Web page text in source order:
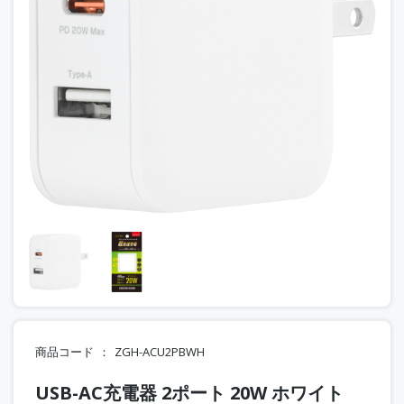
商品コード ZGH-ACU2PBWH
USB-AC充電器 2ポート 20W ホワイト